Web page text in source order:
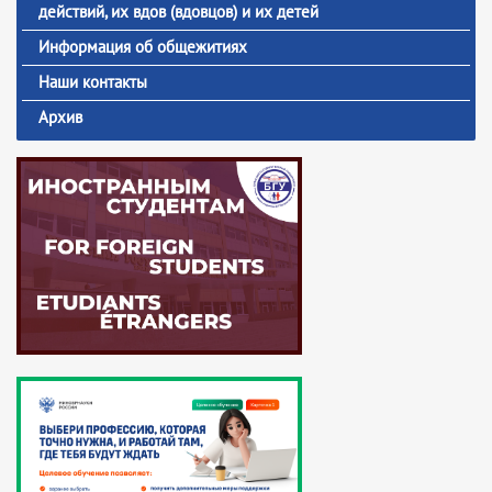
действий, их вдов (вдовцов) и их детей
Информация об общежитиях
Наши контакты
Архив